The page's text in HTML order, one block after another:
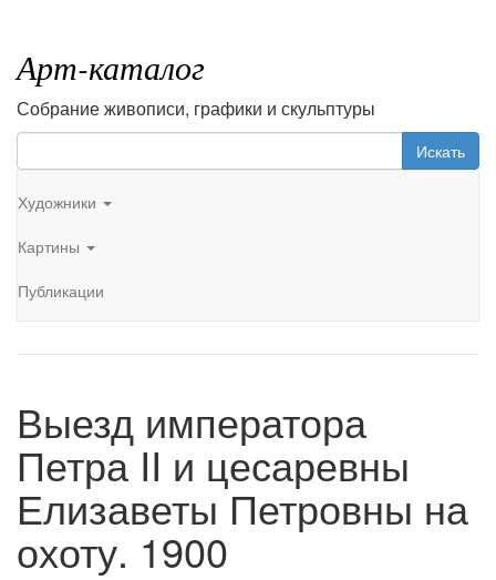
Арт-каталог
Собрание живописи, графики и скульптуры
Искать
Художники
Картины
Публикации
Выезд императора
Петра II и цесаревны
Елизаветы Петровны на
охоту. 1900